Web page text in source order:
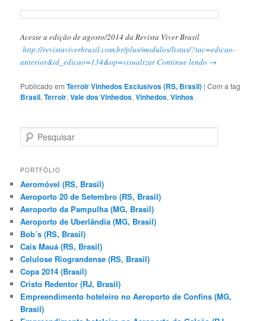
Acesse a edição de agosto/2014 da Revista Viver Brasil
http://revistaviverbrasil.com.br/plus/modulos/listas/?tac=edicao-
anterior&id_edicao=134&op=visualizarContinue lendo →
Publicado em Terroir Vinhedos Exclusivos (RS, Brasil) |Com a tag
Brasil,Terroir,Vale dos Vinhedos,Vinhedos,Vinhos
e
q
i
s
a
r
PORTFÓLIO
Aeromóvel (RS, Brasil)
Aeroporto 20 de Setembro (RS, Brasil)
Aeroporto da Pampulha (MG, Brasil)
Aeroporto de Uberlândia (MG, Brasil)
Bob´s (RS, Brasil)
Cais Mauá (RS, Brasil)
Celulose Riograndense (RS, Brasil)
Copa 2014 (Brasil)
Cristo Redentor (RJ, Brasil)
Empreendimento hoteleiro no Aeroporto de Confins (MG,
Brasil)